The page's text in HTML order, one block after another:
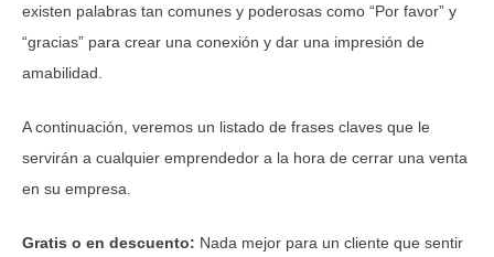
existen palabras tan comunes y poderosas como “Por favor” y
“gracias” para crear una conexión y dar una impresión de
amabilidad.
A continuación, veremos un listado de frases claves que le
servirán a cualquier emprendedor a la hora de cerrar una venta
en su empresa.
Gratis o en descuento: Nada mejor para un cliente que sentir